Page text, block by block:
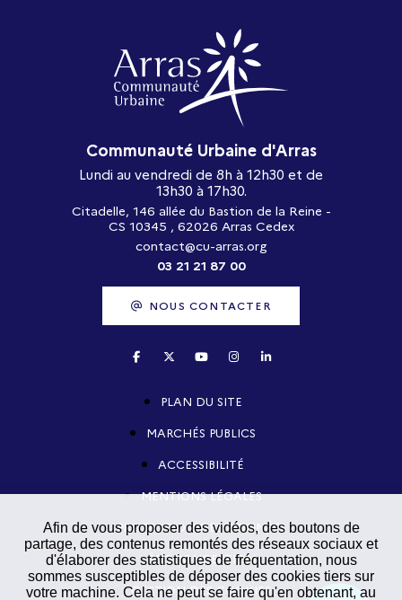
Afin de vous proposer des vidéos, des boutons de
partage, des contenus remontés des réseaux sociaux et
d'élaborer des statistiques de fréquentation, nous
sommes susceptibles de déposer des cookies tiers sur
votre machine. Cela ne peut se faire qu'en obtenant, au
Communauté Urbaine d'Arras
Lundi au vendredi de 8h à 12h30 et de
13h30 à 17h30.
Citadelle, 146 allée du Bastion de la Reine -
CS 10345 , 62026 Arras Cedex
contact@cu-arras.org
03 21 21 87 00
NOUS CONTACTER
PLAN DU SITE
MARCHÉS PUBLICS
ACCESSIBILITÉ
MENTIONS LÉGALES
PROTECTION DES DONNÉES
ÉCOCONCEPTION
GESTION DES COOKIES